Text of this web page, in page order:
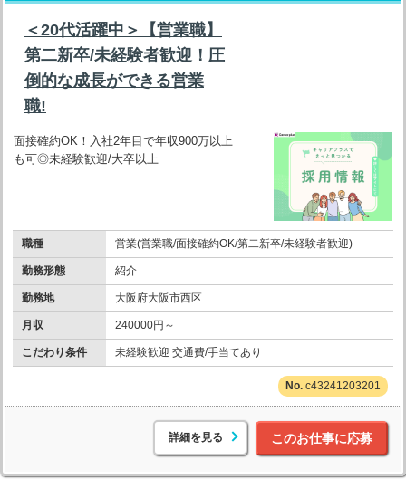
＜20代活躍中＞【営業職】
第二新卒/未経験者歓迎！圧
倒的な成長ができる営業
職!
面接確約OK！入社2年目で年収900万以上
も可◎未経験歓迎/大卒以上
職種 営業(営業職/面接確約OK/第二新卒/未経験者歓迎)
勤務形態 紹介
勤務地 大阪府大阪市西区
月収 240000円～
こだわり条件 未経験歓迎 交通費/手当てあり
c43241203201
詳細を見る このお仕事に応募